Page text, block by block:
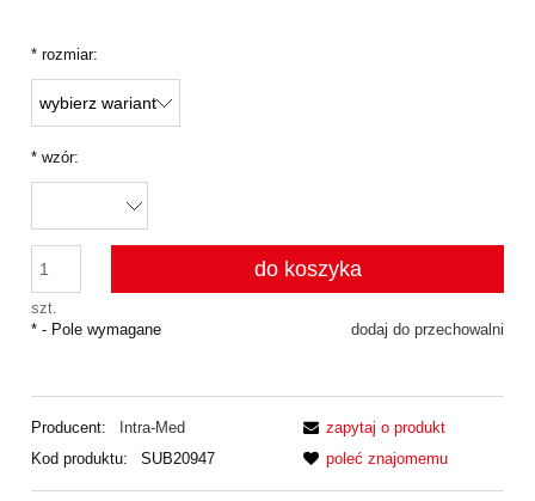
* rozmiar:
* wzór:
szt.
do koszyka
dodaj do przechowalni
* - Pole wymagane
Producent:
Intra-Med
Kod produktu:
SUB20947
zapytaj o produkt
poleć znajomemu